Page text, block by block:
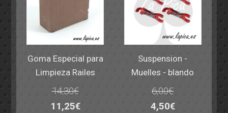
Goma Especial para
Limpieza Railes
14,30€
El
11,25€El
Suspension -
Muelles - blando
6,00€
El
4,50€El